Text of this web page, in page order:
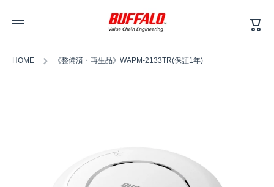
ー
ト
HOME 《整備済・再生品》WAPM-2133TR(保証1年)